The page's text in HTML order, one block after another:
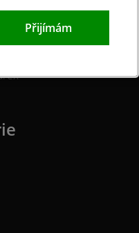
Přijímám